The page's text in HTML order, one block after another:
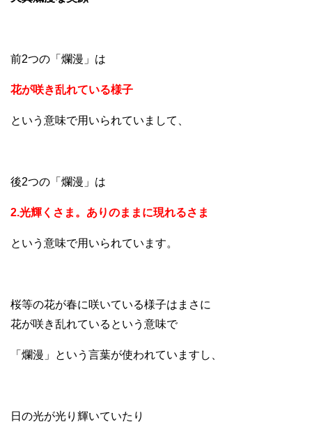
前2つの「爛漫」は
花が咲き乱れている様子
という意味で用いられていまして、
後2つの「爛漫」は
2.光輝くさま。ありのままに現れるさま
という意味で用いられています。
桜等の花が春に咲いている様子はまさに
花が咲き乱れているという意味で
「爛漫」という言葉が使われていますし、
日の光が光り輝いていたり